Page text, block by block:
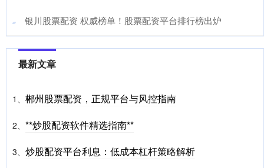
​银川股票配资 权威榜单！股票配资平台排行榜出炉
最新文章
1、 郴州股票配资，正规平台与风控指南
2、 **炒股配资软件精选指南**
3、 炒股配资平台利息：低成本杠杆策略解析